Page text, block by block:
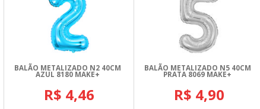
BALÃO METALIZADO N2 40CM
AZUL 8180 MAKE+
R$ 4,46
BALÃO METALIZADO N5 40CM
PRATA 8069 MAKE+
R$ 4,90